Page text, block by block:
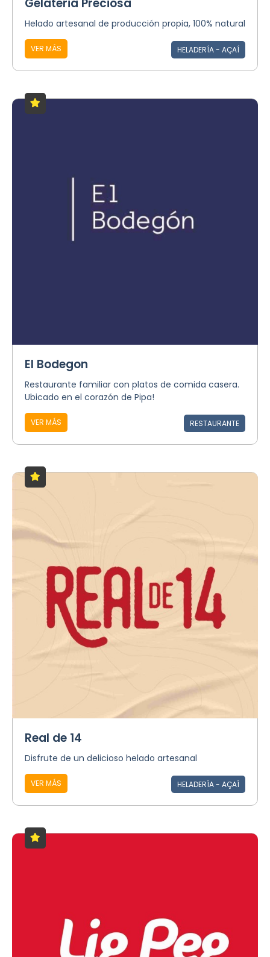
Gelateria Preciosa
Helado artesanal de producción propia, 100% natural
VER MÁS HELADERÍA - AÇAÍ
El Bodegon
Restaurante familiar con platos de comida casera.
Ubicado en el corazón de Pipa!
VER MÁS RESTAURANTE
Real de 14
Disfrute de un delicioso helado artesanal
VER MÁS HELADERÍA - AÇAÍ